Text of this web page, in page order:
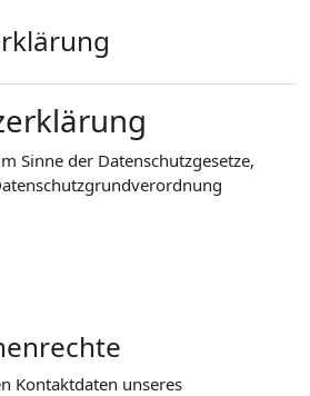
Sinne der Datenschutzgesetze,
Kontaktdaten unseres